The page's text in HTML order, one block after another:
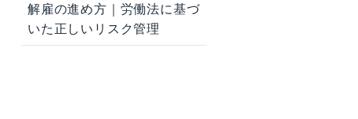
解雇の進め方｜労働法に基づ
いた正しいリスク管理